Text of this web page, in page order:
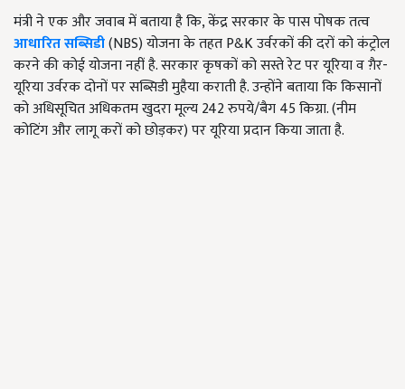
मंत्री ने एक और जवाब में बताया है कि, केंद्र सरकार के पास पोषक तत्व
आधारित सब्सिडी(NBS) योजना के तहत P&K उर्वरकों की दरों को कंट्रोल
करने की कोई योजना नहीं है. सरकार कृषकों को सस्ते रेट पर यूरिया व ग़ैर-
यूरिया उर्वरक दोनों पर सब्सिडी मुहैया कराती है. उन्होंने बताया कि किसानों
को अधिसूचित अधिकतम खुदरा मूल्य 242 रुपये/बैग 45 किग्रा. (नीम
कोटिंग और लागू करों को छोड़कर) पर यूरिया प्रदान किया जाता है.